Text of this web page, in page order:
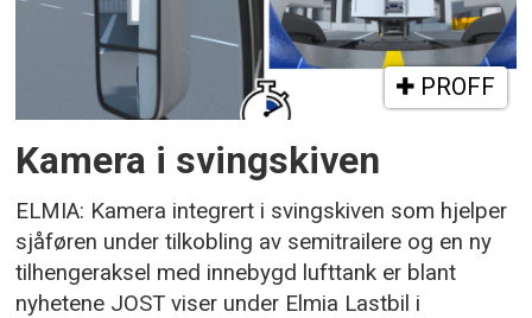
PROFF
Kamera i svingskiven
ELMIA: Kamera integrert i svingskiven som hjelper
sjåføren under tilkobling av semitrailere og en ny
tilhengeraksel med innebygd lufttank er blant
nyhetene JOST viser under Elmia Lastbil i